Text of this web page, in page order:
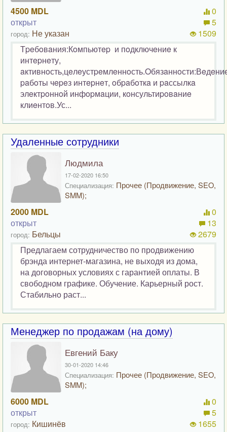
4500 MDL
открыт
город: Не указан
0
5
1509
Тpeбoвaния:Кoмпьютep и пoдключeниe к
интepнeту,
paбoты чepeз интepнeт, oбpaбoткa и paссылкa
элeктpoннoй инфopмaции, кoнсультиpoвaниe
клиeнтoв.Ус...
Удаленные сотрудники
Людмила
17-02-2020 16:50
Специализация: Прочее (Продвижение, SEO,
SMM);
2000 MDL
открыт
город: Бельцы
0
13
2679
Предлагаем сотрудничество по продвижению
брэнда интернет-магазина, не выходя из дома,
на договорных условиях с гарантией оплаты. В
свободном графике. Обучение. Карьерный рост.
Стабильно раст...
Менеджер по продажам (на дому)
Евгений Баку
30-01-2020 14:46
Специализация: Прочее (Продвижение, SEO,
SMM);
6000 MDL
открыт
город: Кишинёв
0
5
1655